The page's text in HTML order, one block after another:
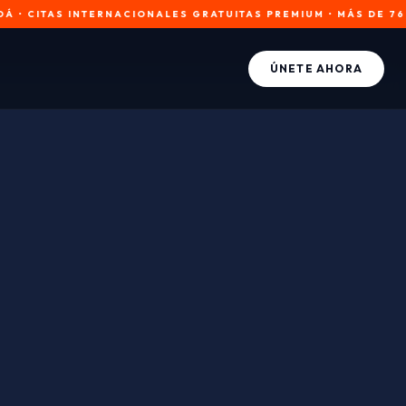
GRATUITAS PREMIUM • MÁS DE
ÚNETE AHORA